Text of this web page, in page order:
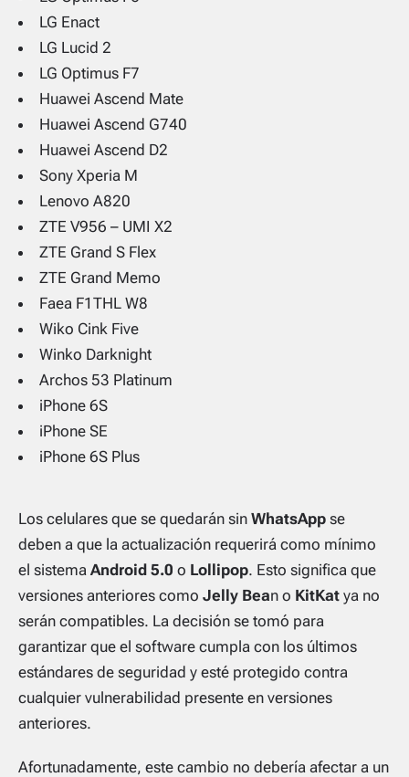
LG Enact
LG Lucid 2
LG Optimus F7
Huawei Ascend Mate
Huawei Ascend G740
Huawei Ascend D2
Sony Xperia M
Lenovo A820
ZTE V956 – UMI X2
ZTE Grand S Flex
ZTE Grand Memo
Faea F1THL W8
Wiko Cink Five
Winko Darknight
Archos 53 Platinum
iPhone 6S
iPhone SE
iPhone 6S Plus
Los celulares que se quedarán sin WhatsApp se
deben a que la actualización requerirá como mínimo
el sistema Android 5.0 o Lollipop. Esto significa que
versiones anteriores como Jelly Bean o KitKat ya no
serán compatibles. La decisión se tomó para
garantizar que el software cumpla con los últimos
estándares de seguridad y esté protegido contra
cualquier vulnerabilidad presente en versiones
anteriores.
Afortunadamente, este cambio no debería afectar a un